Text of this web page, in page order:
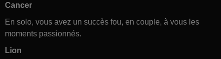
Cancer
En solo, vous avez un succès fou, en couple, à vous les
moments passionnés.
Lion